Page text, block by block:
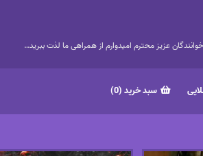
عزیز محترم امیدوارم از همراهی ما لذت ببرید…
سبد خرید (0)